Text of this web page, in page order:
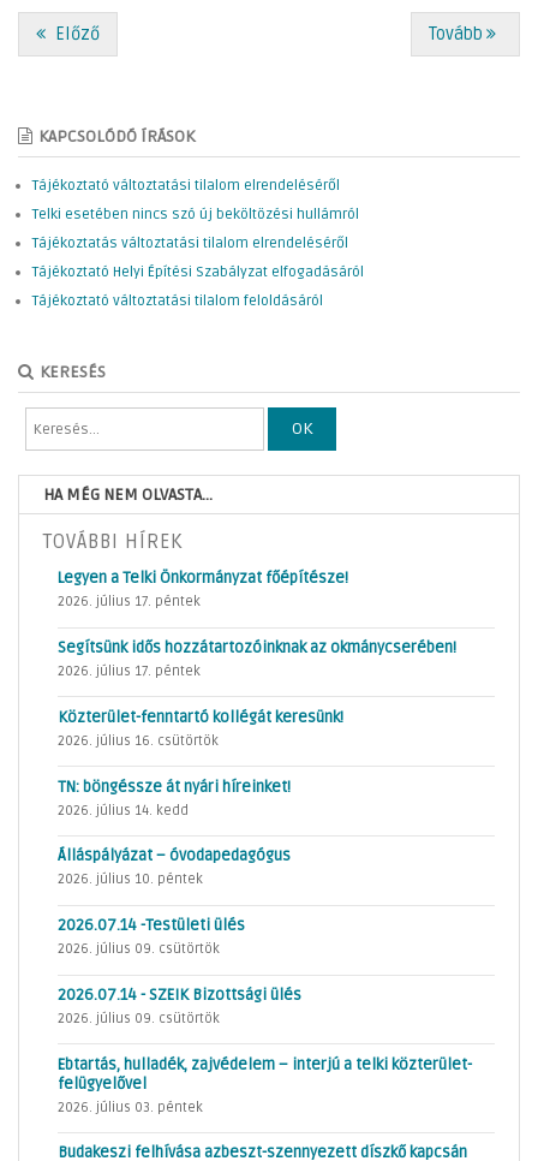
Előző Tovább
KAPCSOLÓDÓ ÍRÁSOK
Tájékoztató változtatási tilalom elrendeléséről
Telki esetében nincs szó új beköltözési hullámról
Tájékoztatás változtatási tilalom elrendeléséről
Tájékoztató Helyi Építési Szabályzat elfogadásáról
Tájékoztató változtatási tilalom feloldásáról
KERESÉS
OK
HA MÉG NEM OLVASTA...
TOVÁBBI HÍREK
Legyen a Telki Önkormányzat főépítésze!
2026. július 17. péntek
Segítsünk idős hozzátartozóinknak az okmánycserében!
2026. július 17. péntek
Közterület-fenntartó kollégát keresünk!
2026. július 16. csütörtök
TN: böngéssze át nyári híreinket!
2026. július 14. kedd
Álláspályázat – óvodapedagógus
2026. július 10. péntek
2026.07.14 -Testületi ülés
2026. július 09. csütörtök
2026.07.14 - SZEIK Bizottsági ülés
2026. július 09. csütörtök
Ebtartás, hulladék, zajvédelem – interjú a telki közterület-
felügyelővel
2026. július 03. péntek
Budakeszi felhívása azbeszt-szennyezett díszkő kapcsán